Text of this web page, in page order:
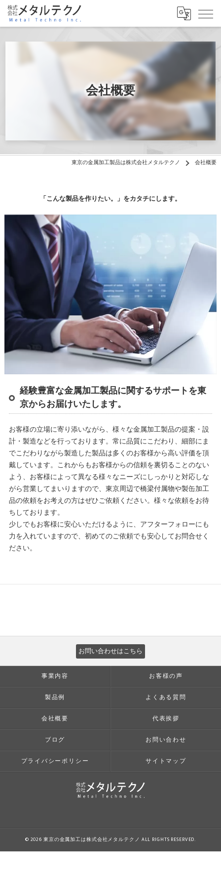
会社概要
東京の金属加工製品は株式会社メタルテクノ 会社概要
「こんな製品を作りたい。」をカタチにします。
経験豊富な金属加工製品に関するサポートを東
京からお届けいたします。
お客様の立場に寄り添いながら、様々な金属加工製品の提案・設
計・製造などを行っております。常に品質にこだわり、細部にま
でこだわりながら製造した製品は多くのお客様から高い評価を頂
戴しています。これからもお客様からの信頼を裏切ることのない
よう、お客様によって異なる様々なニーズにしっかりと対応しな
がら営業してまいりますので、東京周辺で橋梁付属物や製缶加工
品の依頼をお考えの方はぜひご依頼ください。様々な依頼をお待
ちしております。
少しでもお客様に安心いただけるように、アフターフォローにも
力を入れていますので、初めてのご依頼でも安心してお問合せく
ださい。
お問い合わせはこちら
事業内容 お客様の声
製品例 よくある質問
会社概要 代表挨拶
ブログ お問い合わせ
プライバシーポリシー サイトマップ
© 2026 東京の金属加工は株式会社メタルテクノ ALL RIGHTS RESERVED.